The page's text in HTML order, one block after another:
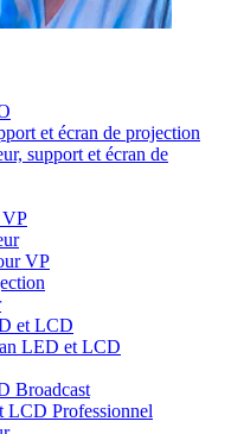
et écran de projection
support et écran de
VP
VP
et LCD
LED et LCD
Broadcast
LCD Professionnel